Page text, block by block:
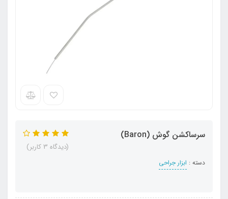
سرساکشن گوش (Baron)
دسته : ابزار جراحی
(دیدگاه 3 کاربر)